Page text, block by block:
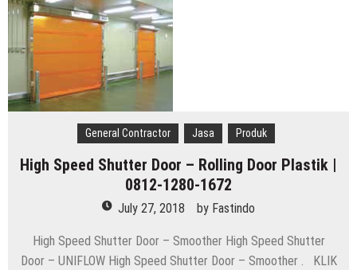
General Contractor Jasa Produk
High Speed Shutter Door – Rolling Door Plastik |
0812-1280-1672
July 27, 2018 by Fastindo
High Speed Shutter Door – Smoother High Speed Shutter
Door – UNIFLOW High Speed Shutter Door – Smoother . KLIK